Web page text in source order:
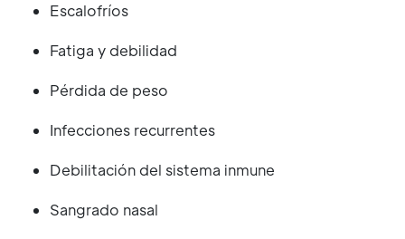
Escalofríos
Fatiga y debilidad
Pérdida de peso
Infecciones recurrentes
Debilitación del sistema inmune
Sangrado nasal